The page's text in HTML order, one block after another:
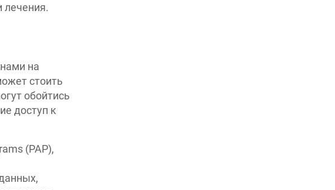
лечения.
на
стоить
обойтись
доступ к
(PAP),